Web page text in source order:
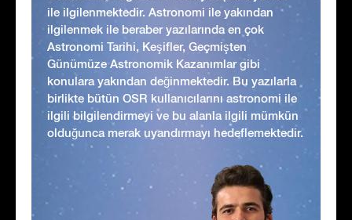
ile ilgilenmektedir. Astronomi ile yakından
ilgilenmek ile beraber yazılarında en çok
Astronomi Tarihi, Keşifler, Geçmişten
Günümüze Astronomik Kazanımlar gibi
konulara yakından değinmektedir. Bu yazılarla
birlikte bütün OSR kullanıcılarını astronomi ile
ilgili bilgilendirmeyi ve bu alanla ilgili mümkün
olduğunca merak uyandırmayı hedeflemektedir.